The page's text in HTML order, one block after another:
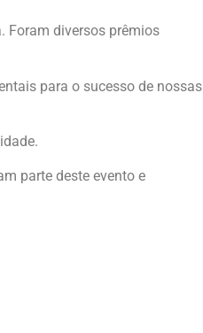
Foram diversos prêmios
para o sucesso de nossas
parte deste evento e